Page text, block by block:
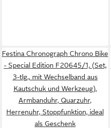
Festina Chronograph Chrono Bike
- Special Edition F20645/1, (Set,
3-tlg., mit Wechselband aus
Kautschuk und Werkzeug),
Armbanduhr, Quarzuhr,
Herrenuhr, Stoppfunktion, ideal
als Geschenk